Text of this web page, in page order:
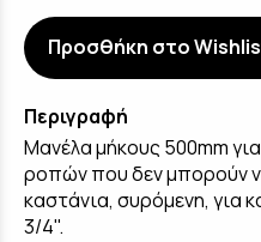
Προσθήκη στο
Περιγραφή
Μανέλα μήκους 500mm
ροπών που δεν μπορούν
καστάνια, συρόμενη, για
3/4".